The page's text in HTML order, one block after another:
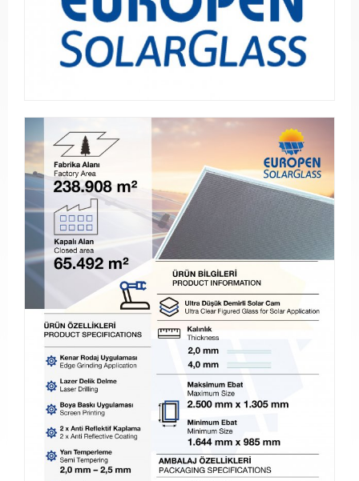
Pencereler
Fırın
Mobilya
Camları
Güneş
Enerjisi
Camları
ÜRETİM
PROJELER
REFERANSLAR
MEDYA
Videolar
Tanıtım
Videoları
Kataloglar
Haberler
Makaleler